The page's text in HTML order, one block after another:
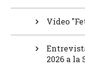
Vídeo
2026 a